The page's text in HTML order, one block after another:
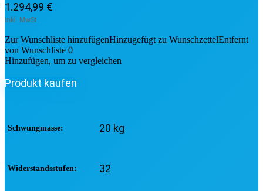
1.294,99 €
Zur Wunschliste hinzufügenHinzugefügt zu WunschzettelEntfernt
von Wunschliste 0
Hinzufügen, um zu vergleichen
Produkt kaufen
Schwungmasse 20 kg
Widerstandsstufen 32